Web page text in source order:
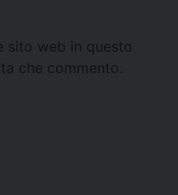
sito web in questo
che commento.